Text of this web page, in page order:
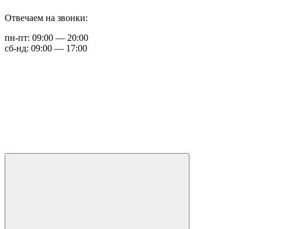
Отвечаем на звонки:
пн-пт: 09:00 — 20:00
сб-нд: 09:00 — 17:00